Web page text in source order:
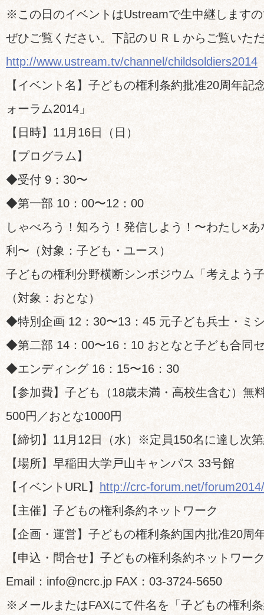
※この日のイベントはUstreamで生中継します
ぜひご覧ください。下記のＵＲＬからご覧いた
http://www.ustream.tv/channel/childsoldiers2014
【イベント名】子どもの権利条約批准20周年記
ォーラム2014」
【日時】11月16日（日）
【プログラム】
◆受付 9：30〜
◆第一部 10：00〜12：00
しゃべろう！知ろう！発信しよう！〜わたし×
利〜（対象：子ども・ユース）
子どもの権利分野横断シンポジウム「考えよう
（対象：おとな）
◆特別企画 12：30〜13：45 元子ども兵士・ミ
◆第二部 14：00〜16：10 おとなと子ども合同
◆エンディング 16：15〜16：30
【参加費】子ども（18歳未満・高校生含む）無
500円／おとな1000円
【締切】11月12日（水）※定員150名に達し次
【場所】早稲田大学戸山キャンパス 33号館
【イベントURL】
http://crc-forum.net/forum2014/
【主催】子どもの権利条約ネットワーク
【企画・運営】子どもの権利条約国内批准20周
【申込・問合せ】子どもの権利条約ネットワー
Email：info@ncrc.jp FAX：03-3724-5650
※メールまたはFAXにて件名を「子どもの権利